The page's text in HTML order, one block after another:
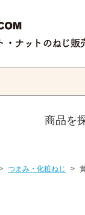
商品を
つまみ・化粧ねじ >